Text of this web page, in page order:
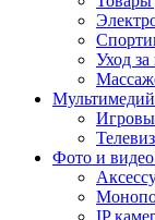
Уход
Фото и видео
IP